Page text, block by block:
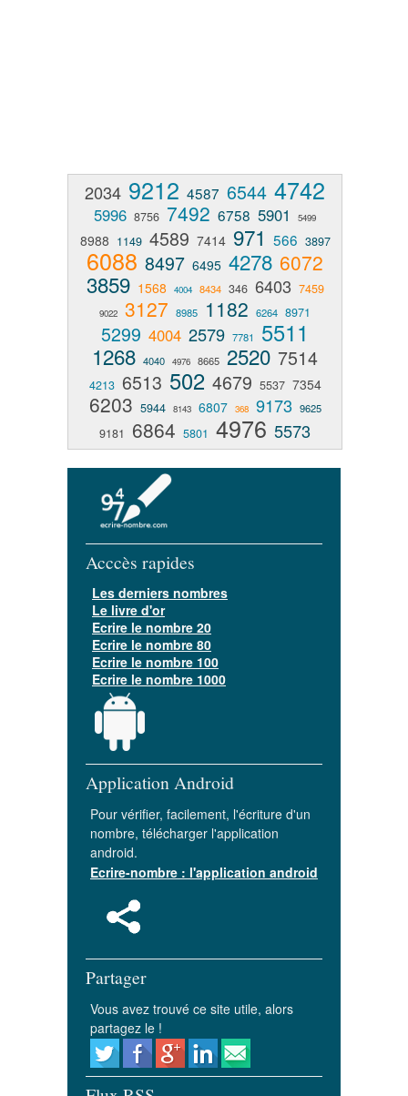
2034 9212 4587 6544 4742
5996 8756 7492 6758 5901 5499
8988 1149 4589 7414 971 566 3897
6088 8497 6495 4278 6072
3859 1568 4004 8434 346 6403 7459
9022 3127 8985 1182 6264 8971
5299 4004 2579 7781 5511
1268 4040 4976 8665 2520 7514
4213 6513 502 4679 5537 7354
6203 5944 8143 6807 368 9173 9625
9181 6864 5801 4976 5573
Acccès rapides
Les derniers nombres
Le livre d'or
Ecrire le nombre 20
Ecrire le nombre 80
Ecrire le nombre 100
Ecrire le nombre 1000
Application Android
Pour vérifier, facilement, l'écriture d'un
nombre, télécharger l'application
android.
Ecrire-nombre : l'application android
Partager
Vous avez trouvé ce site utile, alors
partagez le !